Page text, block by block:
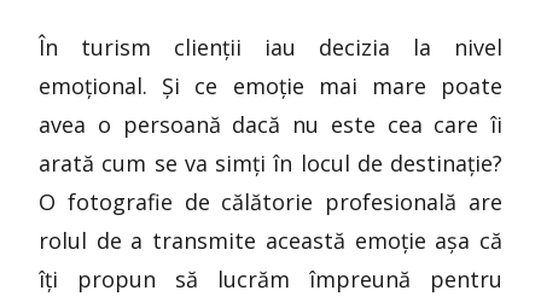
În turism clienții iau decizia la nivel
emoțional. Și ce emoție mai mare poate
avea o persoană dacă nu este cea care îi
arată cum se va simți în locul de destinație?
O fotografie de călătorie profesională are
rolul de a transmite această emoție așa că
îți propun să lucrăm împreună pentru